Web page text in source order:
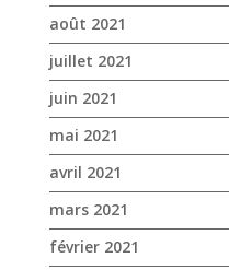
août 2021
juillet 2021
juin 2021
mai 2021
avril 2021
mars 2021
février 2021